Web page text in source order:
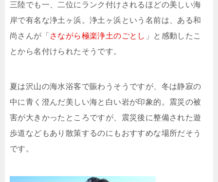
三陸でも一、二位にランク付けされるほどの美しい海
岸で有名な浄土ヶ浜。浄土ヶ浜という名前は、ある和
尚さんが「 さながら極楽浄土のごとし 」と感動したこ
とから名付けられたそうです。
夏は沢山の海水浴客で賑わうそうですが、冬は静寂の
中に青く澄んだ美しい海と白い岩が印象的。震災の被
害が大きかったところですが、震災後に整備された遊
歩道などもあり散策するのにもおすすめな場所だそう
です。